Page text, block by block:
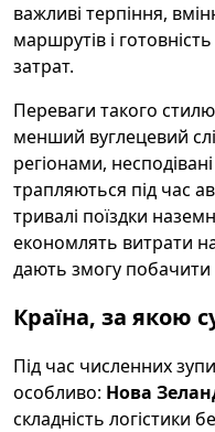
важливі терпіння,
маршрутів і
затрат.
Переваги такого стилю
менший вуглецевий
регіонами, несподівані
трапляються під час
тривалі поїздки
економлять витрати
дають змогу побачити
Країна, за якою
Під час численних
особливо: Нова
складність логістики